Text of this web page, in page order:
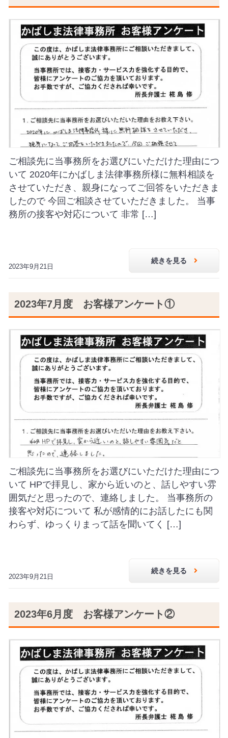
ご相談先に当事務所をお選びにいただけた理由につ
いて 2020年にかばしま法律事務所様に無料相談を
させていただき、親身になってご回答をいただきま
したので 今回ご相談させていただきました。 当事
務所の接客や対応について 非常 […]
2023年9月21日
続きを見る
2023年7月度 お客様アンケート①
ご相談先に当事務所をお選びにいただけた理由につ
いて HPで拝見し、家から近いのと、話しやすい雰
囲気だと思ったので、連絡しました。 当事務所の
接客や対応について 私が感情的にお話したにも関
わらず、ゆっくりまって話を聞いてく […]
2023年9月21日
続きを見る
2023年6月度 お客様アンケート②